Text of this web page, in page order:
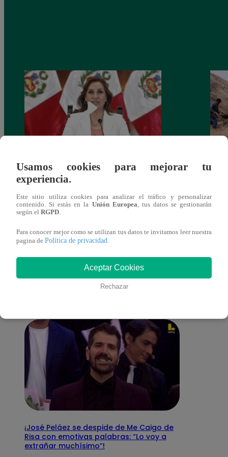
Congreso: proponen que el aumento del
salario presidencial se aplique desde 2026
Las
También te puede
interesar
¡José Peláez se despide de Me Caigo de
Risa con emotivas palabras: “Lo voy a
extrañar muchísimo”!
Usamos cookies para mejorar tu
experiencia.
Este sitio utiliza cookies para analizar el tráfico y personalizar
contenido. Si estás en la Unión Europea, tus datos se gestionarán
según el RGPD.
Para conocer mejor como se utilizan tus datos te invitamos leer nuestra
pagina de Política de privacidad.
Aceptar Cookies
Rechazar